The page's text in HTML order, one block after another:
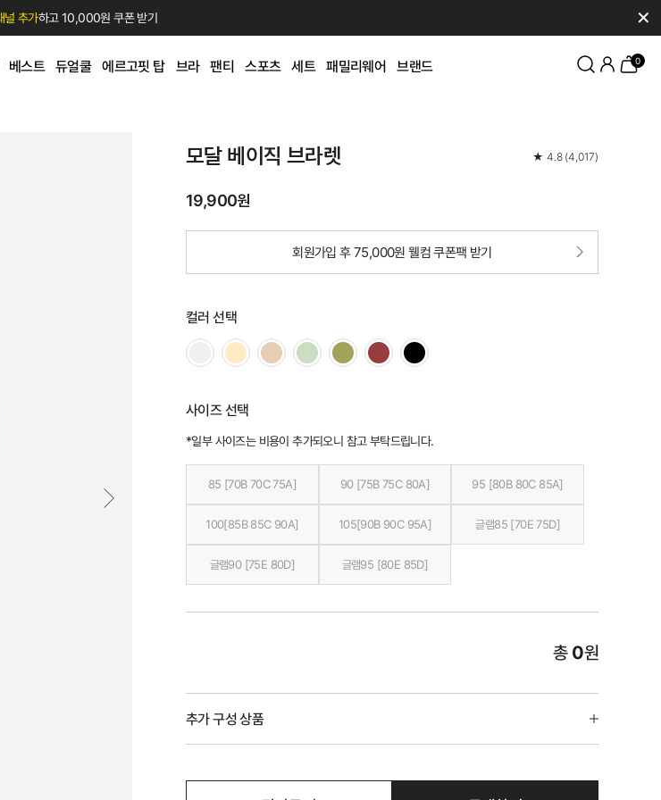
널 추가하고 10,000원 쿠폰 받기 ✕
베스트 듀얼쿨 에르고핏 탑 브라 팬티 스포츠 세트 패밀리웨어 브랜드 0
모달 베이직 브라렛 ★ 4.8 (4,017)
19,900원
회원가입 후 75,000원 웰컴 쿠폰팩 받기
컬러 선택
사이즈 선택
*일부 사이즈는 비용이 추가되오니 참고 부탁드립니다.
85 [70B 70C 75A] 90 [75B 75C 80A] 95 [80B 80C 85A]
100[85B 85C 90A] 105[90B 90C 95A] 글램85 [70E 75D]
글램90 [75E 80D] 글램95 [80E 85D]
총 0원
추가 구성 상품